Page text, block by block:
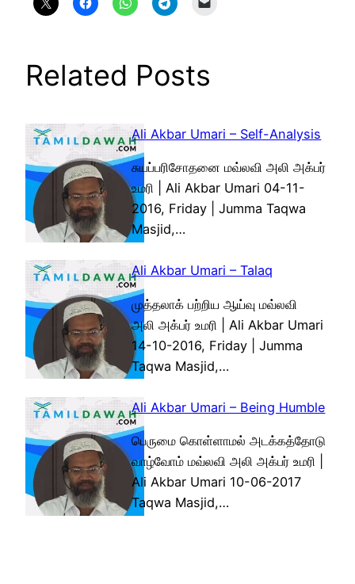
Related Posts
Ali Akbar Umari – Self-Analysis
சுயப்பரிசோதனை மவ்லவி அலி அக்பர்
உமரி | Ali Akbar Umari 04-11-
2016, Friday | Jumma Taqwa
Masjid,…
Ali Akbar Umari – Talaq
முத்தலாக் பற்றிய ஆய்வு மவ்லவி
அலி அக்பர் உமரி | Ali Akbar Umari
14-10-2016, Friday | Jumma
Taqwa Masjid,…
Ali Akbar Umari – Being Humble
பெருமை கொள்ளாமல் அடக்கத்தோடு
வாழ்வோம் மவ்லவி அலி அக்பர் உமரி |
Ali Akbar Umari 10-06-2017
Taqwa Masjid,…